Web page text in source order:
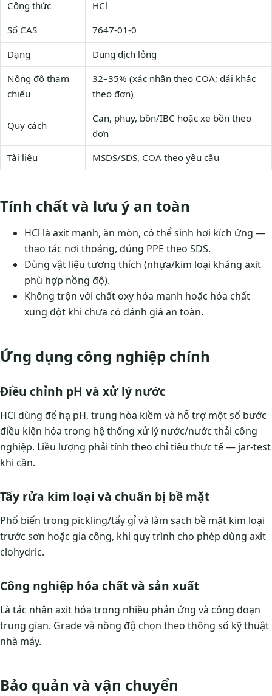
Công thức
HCl
Số CAS
7647-01-0
Dạng
Dung dịch lỏng
Nồng độ tham
chiếu
32–35% (xác nhận theo COA; dải khác
theo đơn)
Quy cách
Can, phuy, bồn/IBC hoặc xe bồn theo
đơn
Tài liệu
MSDS/SDS, COA theo yêu cầu
Tính chất và lưu ý an toàn
HCl là axit mạnh, ăn mòn, có thể sinh hơi kích ứng —
thao tác nơi thoáng, đúng PPE theo SDS.
Dùng vật liệu tương thích (nhựa/kim loại kháng axit
phù hợp nồng độ).
Không trộn với chất oxy hóa mạnh hoặc hóa chất
xung đột khi chưa có đánh giá an toàn.
Ứng dụng công nghiệp chính
Điều chỉnh pH và xử lý nước
HCl dùng để hạ pH, trung hòa kiềm và hỗ trợ một số bước
điều kiện hóa trong hệ thống xử lý nước/nước thải công
nghiệp. Liều lượng phải tính theo chỉ tiêu thực tế — jar-test
khi cần.
Tẩy rửa kim loại và chuẩn bị bề mặt
Phổ biến trong pickling/tẩy gỉ và làm sạch bề mặt kim loại
trước sơn hoặc gia công, khi quy trình cho phép dùng axit
clohydric.
Công nghiệp hóa chất và sản xuất
Là tác nhân axit hóa trong nhiều phản ứng và công đoạn
trung gian. Grade và nồng độ chọn theo thông số kỹ thuật
nhà máy.
Bảo quản và vận chuyển